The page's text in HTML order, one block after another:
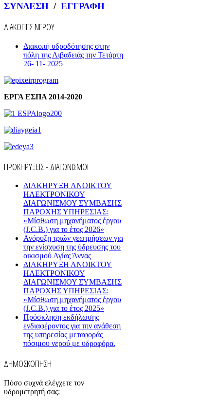
ΣΥΝΔΕΣΗ / ΕΓΓΡΑΦΗ
ΔΙΑΚΟΠΕΣ ΝΕΡΟΥ
Διακοπή υδροδότησης στην
πόλη της Λιβαδειάς την Τετάρτη
26- 11- 2025
ΕΡΓΑ ΕΣΠΑ 2014-2020
ΠΡΟΚΗΡΥΞΕΙΣ - ΔΙΑΓΩΝΙΣΜΟΙ
ΔΙΑΚΗΡΥΞΗ ΑΝΟΙΚΤΟΥ
ΗΛΕΚΤΡΟΝΙΚΟΥ
ΔΙΑΓΩΝΙΣΜΟΥ ΣΥΜΒΑΣΗΣ
ΠΑΡΟΧΗΣ ΥΠΗΡΕΣΙΑΣ:
«Μίσθωση μηχανήματος έργου
(J.C.B.) για το έτος 2026»
Ανόρυξη τριών γεωτρήσεων για
την ενίσχυση της ύδρευσης του
οικισμού Αγίας Άννας
ΔΙΑΚΗΡΥΞΗ ΑΝΟΙΚΤΟΥ
ΗΛΕΚΤΡΟΝΙΚΟΥ
ΔΙΑΓΩΝΙΣΜΟΥ ΣΥΜΒΑΣΗΣ
ΠΑΡΟΧΗΣ ΥΠΗΡΕΣΙΑΣ:
«Μίσθωση μηχανήματος έργου
(J.C.B.) για το έτος 2025»
Πρόσκληση εκδήλωσης
ενδιαφέροντος για την ανάθεση
της υπηρεσίας μεταφοράς
πόσιμου νερού με υδροφόρα.
ΔΗΜΟΣΚΟΠΗΣΗ
Πόσο συχνά ελέγχετε τον
υδρομετρητή σας;